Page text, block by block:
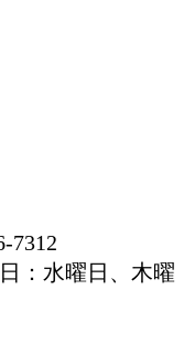
：水曜日、木曜